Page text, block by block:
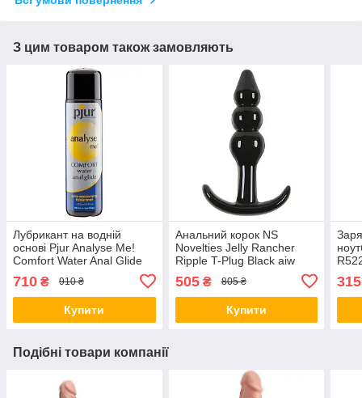
З цим товаром також замовляють
Лубрикант на водній
основі Pjur Analyse Me!
Comfort Water Anal Glide
Or520
710 ₴ 910 ₴
Купити
Анальний корок NS
Novelties Jelly Rancher
Ripple T-Plug Black aiw
505₴ 805 ₴
Купити
315
Подібні товари компанії